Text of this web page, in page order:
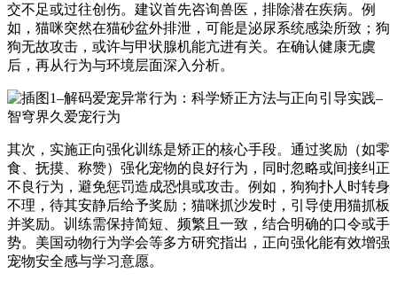
交不足或过往创伤。建议首先咨询兽医，排除潜在疾病。例
如，猫咪突然在猫砂盆外排泄，可能是泌尿系统感染所致；狗
狗无故攻击，或许与甲状腺机能亢进有关。在确认健康无虞
后，再从行为与环境层面深入分析。
其次，实施正向强化训练是矫正的核心手段。通过奖励（如零
食、抚摸、称赞）强化宠物的良好行为，同时忽略或间接纠正
不良行为，避免惩罚造成恐惧或攻击。例如，狗狗扑人时转身
不理，待其安静后给予奖励；猫咪抓沙发时，引导使用猫抓板
并奖励。训练需保持简短、频繁且一致，结合明确的口令或手
势。美国动物行为学会等多方研究指出，正向强化能有效增强
宠物安全感与学习意愿。